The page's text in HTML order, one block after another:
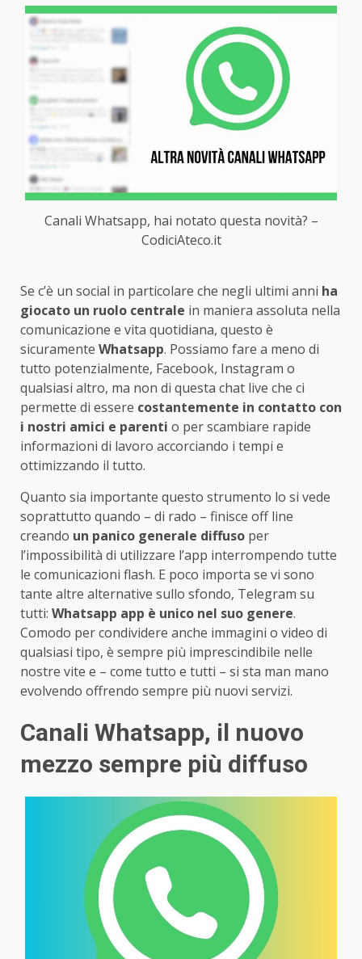
Canali Whatsapp, hai notato questa novità? –
CodiciAteco.it
Se c’è un social in particolare che negli ultimi anni ha
giocato un ruolo centrale in maniera assoluta nella
comunicazione e vita quotidiana, questo è
sicuramente Whatsapp. Possiamo fare a meno di
tutto potenzialmente, Facebook, Instagram o
qualsiasi altro, ma non di questa chat live che ci
permette di essere costantemente in contatto con
i nostri amici e parenti o per scambiare rapide
informazioni di lavoro accorciando i tempi e
ottimizzando il tutto.
Quanto sia importante questo strumento lo si vede
soprattutto quando – di rado – finisce off line
creando un panico generale diffuso per
l’impossibilità di utilizzare l’app interrompendo tutte
le comunicazioni flash. E poco importa se vi sono
tante altre alternative sullo sfondo, Telegram su
tutti: Whatsapp app è unico nel suo genere.
Comodo per condividere anche immagini o video di
qualsiasi tipo, è sempre più imprescindibile nelle
nostre vite e – come tutto e tutti – si sta man mano
evolvendo offrendo sempre più nuovi servizi.
Canali Whatsapp, il nuovo
mezzo sempre più diffuso